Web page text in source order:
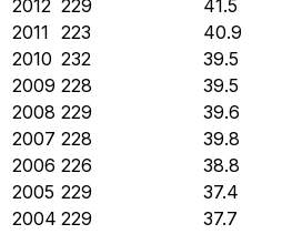
2012 229
41.5
2011 223
40.9
2010 232
39.5
2009 228
39.5
2008 229
39.6
2007 228
39.8
2006 226
38.8
2005 229
37.4
2004 229 37.7